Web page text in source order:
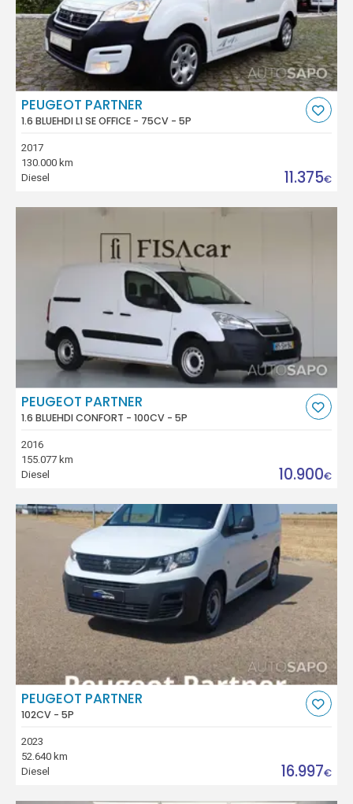
PEUGEOT PARTNER
1.6 BLUEHDI L1 SE OFFICE - 75CV - 5P
2017
130.000 km
Diesel
11.375€
PEUGEOT PARTNER
1.6 BLUEHDI CONFORT - 100CV - 5P
2016
155.077 km
Diesel
10.900€
PEUGEOT PARTNER
102CV - 5P
2023
52.640 km
Diesel
16.997€